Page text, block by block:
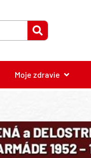
Moje zdravie